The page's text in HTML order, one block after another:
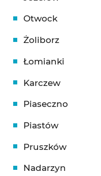
Otwock
Żoliborz
Łomianki
Karczew
Piaseczno
Piastów
Pruszków
Nadarzyn